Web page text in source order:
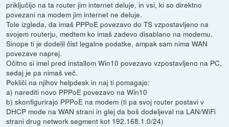
priključijo na ta router jim internet deluje, in vsi, ki so direktno
povezani na modem jim internet ne deluje.
Tole izgleda, da imaš PPPoE povezavo do TS vzpostavljeno na
svojem routerju, medtem ko imaš zadevo disablano na modemu.
Sinope ti je dodelil čist legalne podatke, ampak sam nima WAN
povezave naprej.
Očitno si imel pred installom Win10 povezavo vzpostavljeno na PC,
sedaj je pa nimaš več.
Pokliči na njihov helpdesk in naj ti pomagajo:
a) narediti novo PPPoE povezavo na Win10
b) skonfigurirajo PPPoE na modem (ti pa svoj router postavi v
DHCP mode na WAN strani in glej da boš dodeljeval na LAN/WiFi
strani drug network segment kot 192.168.1.0/24)